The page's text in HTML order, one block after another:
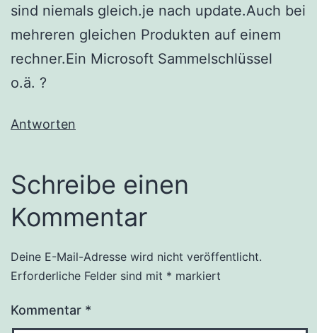
sind niemals gleich.je nach update.Auch bei
mehreren gleichen Produkten auf einem
rechner.Ein Microsoft Sammelschlüssel
o.ä. ?
Antworten
Schreibe einen
Kommentar
Deine E-Mail-Adresse wird nicht veröffentlicht.
Erforderliche Felder sind mit * markiert
Kommentar *
Alternative: